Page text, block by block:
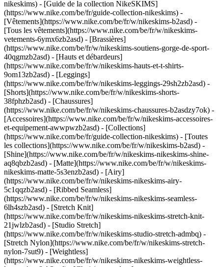
nikeskims) - [Guide de la collection NikeSKIMS]
(https://www.nike.com/be/fr/guide-collection-nikeskims) -
[Vêtements](https://www.nike.com/be/fr/w/nikeskims-b2asd) -
[Tous les vêtements](https://www.nike.com/be/fr/w/nikeskims-
vetements-6ymx6zb2asd) - [Brassières]
(https://www.nike.com/be/fr/w/nikeskims-soutiens-gorge-de-sport-
40qgmzb2asd) - [Hauts et débardeurs]
(https://www.nike.com/be/fr/w/nikeskims-hauts-et-t-shirts-
9om13zb2asd) - [Leggings]
(https://www.nike.com/be/fr/w/nikeskims-leggings-29sh2zb2asd) -
[Shorts](https://www.nike.com/be/fr/w/nikeskims-shorts-
38fphzb2asd) - [Chaussures]
(https://www.nike.com/be/fr/w/nikeskims-chaussures-b2asdzy7ok) -
[Accessoires](https://www.nike.com/be/fr/w/nikeskims-accessoires-
et-equipement-awwpwzb2asd) - [Collections]
(https://www.nike.com/be/fr/guide-collection-nikeskims) - [Toutes
les collections](https://www.nike.com/be/fr/w/nikeskims-b2asd) -
[Shine](https://www.nike.com/be/fr/w/nikeskims-nikeskims-shine-
aq8qbzb2asd) - [Matte](https://www.nike.com/be/fr/w/nikeskims-
nikeskims-matte-5s3enzb2asd) - [Airy]
(https://www.nike.com/be/fr/w/nikeskims-nikeskims-airy-
5c1qqzb2asd) - [Ribbed Seamless]
(https://www.nike.com/be/fr/w/nikeskims-nikeskims-seamless-
6lh4szb2asd) - [Stretch Knit]
(https://www.nike.com/be/fr/w/nikeskims-nikeskims-stretch-knit-
21jwlzb2asd) - [Studio Stretch]
(https://www.nike.com/be/fr/w/nikeskims-studio-stretch-admbq) -
[Stretch Nylon](https://www.nike.com/be/fr/w/nikeskims-stretch-
nylon-7sut9) - [Weightless]
(https://www.nike.com/be/fr/w/nikeskims-nikeskims-weightless-